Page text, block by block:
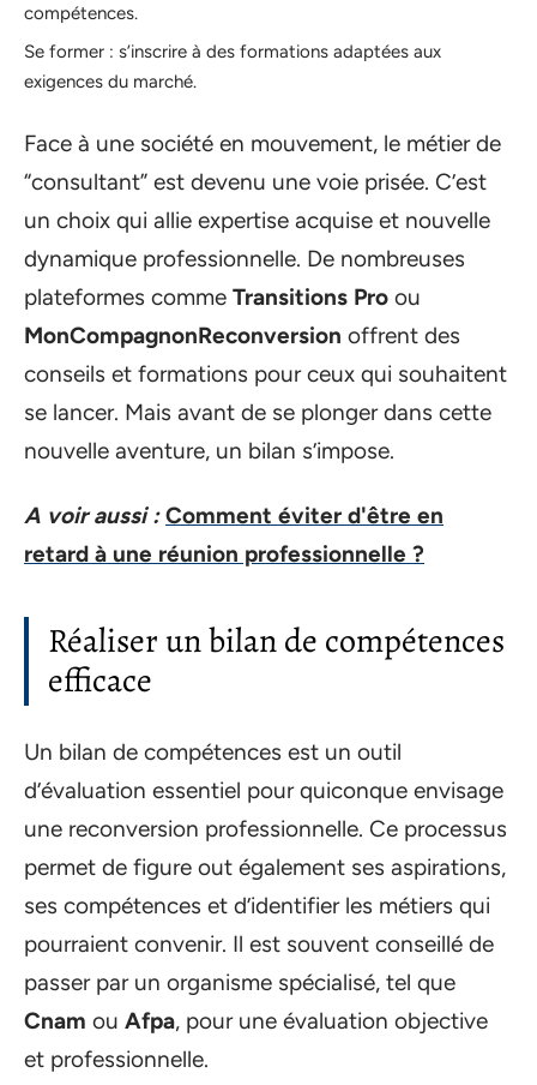
compétences.
Se former : s’inscrire à des formations adaptées aux
exigences du marché.
Face à une société en mouvement, le métier de
“consultant” est devenu une voie prisée. C’est
un choix qui allie expertise acquise et nouvelle
dynamique professionnelle. De nombreuses
plateformes comme Transitions Pro ou
MonCompagnonReconversion offrent des
conseils et formations pour ceux qui souhaitent
se lancer. Mais avant de se plonger dans cette
nouvelle aventure, un bilan s’impose.
A voir aussi : Comment éviter d'être en
retard à une réunion professionnelle ?
Réaliser un bilan de compétences
efficace
Un bilan de compétences est un outil
d’évaluation essentiel pour quiconque envisage
une reconversion professionnelle. Ce processus
permet de figure out également ses aspirations,
ses compétences et d’identifier les métiers qui
pourraient convenir. Il est souvent conseillé de
passer par un organisme spécialisé, tel que
Cnam ou Afpa, pour une évaluation objective
et professionnelle.